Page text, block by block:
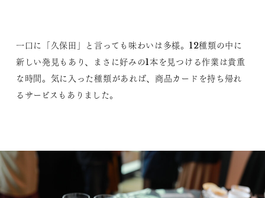
一口に「久保田」と言っても味わいは多様。12種類の中に
新しい発見もあり、まさに好みの1本を見つける作業は貴重
な時間。気に入った種類があれば、商品カードを持ち帰れ
るサービスもありました。